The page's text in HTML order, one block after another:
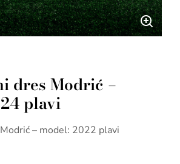
dres Modrić –
plavi
– model: 2022 plavi